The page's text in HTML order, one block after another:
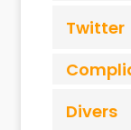
Twitter
Divers